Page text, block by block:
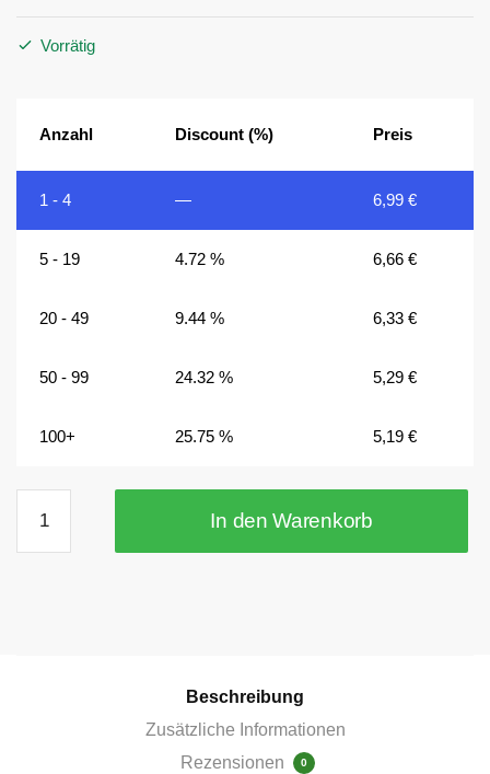
Vorrätig
Anzahl Discount (%) Preis
1 - 4 — 6,99€
5 - 19 4.72 % 6,66€
20 - 49 9.44 % 6,33€
50 - 99 24.32 % 5,29€
100+ 25.75 % 5,19€
mm
Quadermagnete
In den Warenkorb
Beschreibung
Zusätzliche Informationen
Rezensionen
0